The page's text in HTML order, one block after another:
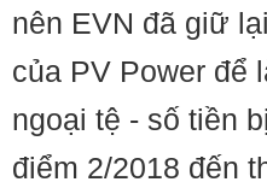
nên EVN đã giữ
của PV Power để
ngoại tệ - số tiền
điểm 2/2018 đến